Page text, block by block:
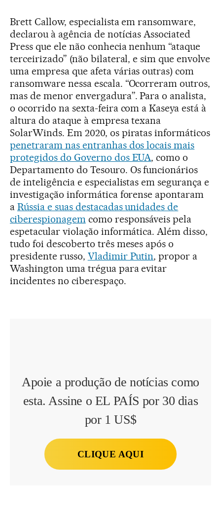
Brett Callow, especialista em ransomware,
declarou à agência de notícias Associated
Press que ele não conhecia nenhum “ataque
terceirizado” (não bilateral, e sim que envolve
uma empresa que afeta várias outras) com
ransomware nessa escala. “Ocorreram outros,
mas de menor envergadura”. Para o analista,
o ocorrido na sexta-feira com a Kaseya está à
altura do ataque à empresa texana
SolarWinds. Em 2020, os piratas informáticos
penetraram nas entranhas dos locais mais
protegidos do Governo dos EUA, como o
Departamento do Tesouro. Os funcionários
de inteligência e especialistas em segurança e
investigação informática forense apontaram
a Rússia e suas destacadas unidades de
ciberespionagemcomo responsáveis pela
espetacular violação informática. Além disso,
tudo foi descoberto três meses após o
presidente russo, Vladimir Putin, propor a
Washington uma trégua para evitar
incidentes no ciberespaço.
Apoie a produção de notícias como
esta. Assine o EL PAÍS por 30 dias
por 1 US$
CLIQUE AQUI